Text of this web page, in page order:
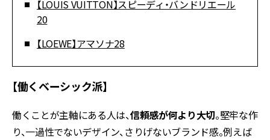
【LOUIS VUITTON】スピーディ・バンドリエール
20
【LOEWE】アマソナ28
【働くベーシック派】
働くことが主軸にある人は、信頼感が何より大切。堅牢な作
り、一過性でないデザイン、さりげないブランド感。例えば